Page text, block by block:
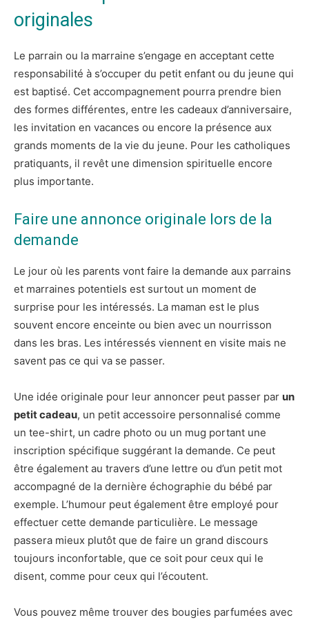
originales
Le parrain ou la marraine s’engage en acceptant cette
responsabilité à s’occuper du petit enfant ou du jeune qui
est baptisé. Cet accompagnement pourra prendre bien
des formes différentes, entre les cadeaux d’anniversaire,
les invitation en vacances ou encore la présence aux
grands moments de la vie du jeune. Pour les catholiques
pratiquants, il revêt une dimension spirituelle encore
plus importante.
Faire une annonce originale lors de la
demande
Le jour où les parents vont faire la demande aux parrains
et marraines potentiels est surtout un moment de
surprise pour les intéressés. La maman est le plus
souvent encore enceinte ou bien avec un nourrisson
dans les bras. Les intéressés viennent en visite mais ne
savent pas ce qui va se passer.
Une idée originale pour leur annoncer peut passer par un
petit cadeau, un petit accessoire personnalisé comme
un tee-shirt, un cadre photo ou un mug portant une
inscription spécifique suggérant la demande. Ce peut
être également au travers d’une lettre ou d’un petit mot
accompagné de la dernière échographie du bébé par
exemple. L’humour peut également être employé pour
effectuer cette demande particulière. Le message
passera mieux plutôt que de faire un grand discours
toujours inconfortable, que ce soit pour ceux qui le
disent, comme pour ceux qui l’écoutent.
Vous pouvez même trouver des bougies parfumées avec